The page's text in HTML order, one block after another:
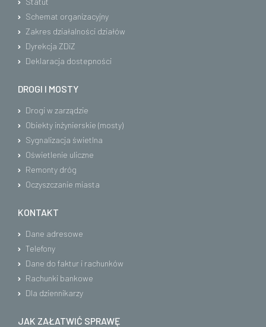
Schemat organizacyjny
Zakres działalności działów
Dyrekcja ZDiZ
Deklaracja dostepności
DROGI I MOSTY
Drogi w zarządzie
Obiekty inżynierskie (mosty)
Sygnalizacja świetlna
Oświetlenie uliczne
Remonty dróg
Oczyszczanie miasta
KONTAKT
Dane adresowe
Telefony
Dane do faktur i rachunków
Rachunki bankowe
Dla dziennikarzy
JAK ZAŁATWIĆ SPRAWĘ